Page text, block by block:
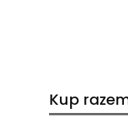
Kup